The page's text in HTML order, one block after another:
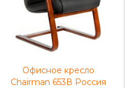
Офисное кресло
Chairman 653В Россия